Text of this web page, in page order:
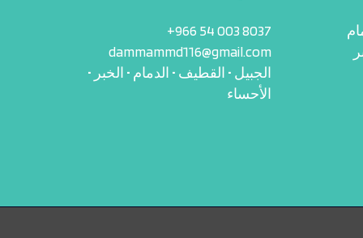
+966 54 003 8037‬
dammammd116@gmail.com
الجبيل • القطيف • الدمام • الخبر •